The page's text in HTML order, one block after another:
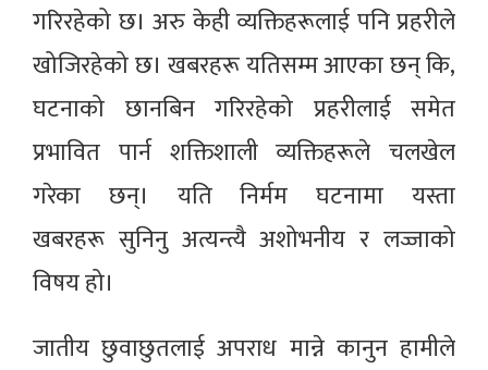
गरिरहेको छ। अरु केही व्यक्तिहरूलाई पनि प्रहरीले
खोजिरहेको छ। खबरहरू यतिसम्म आएका छन् कि,
घटनाको छानबिन गरिरहेको प्रहरीलाई समेत
प्रभावित पार्न शक्तिशाली व्यक्तिहरूले चलखेल
गरेका छन्। यति निर्मम घटनामा यस्ता
खबरहरू सुनिनु अत्यन्त्यै अशोभनीय र लज्जाको
विषय हो।
जातीय छुवाछुतलाई अपराध मान्ने कानुन हामीले